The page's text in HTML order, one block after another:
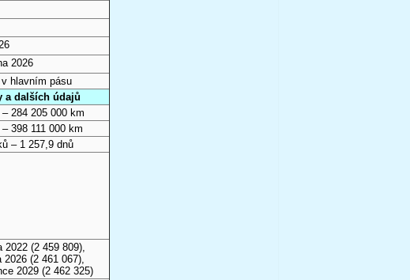
2026
hlavním pásu
a dalších údajů
– 284 205 000 km
398 111 000 km
– 1 257,9 dnů
2022 (2 459 809),
2026 (2 461 067),
2029 (2 462 325)